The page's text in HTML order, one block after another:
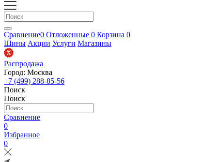
Сравнение0 Отложенные 0 Корзина 0
Шины Акции Услуги Магазины
Распродажа
Город: Москва
+7 (499) 288-85-56
Поиск
Поиск
Сравнение
0
Избранное
0